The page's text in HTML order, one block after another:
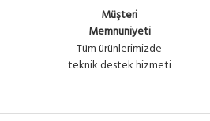
Müşteri
Memnuniyeti
Tüm ürünlerimizde
teknik destek hizmeti